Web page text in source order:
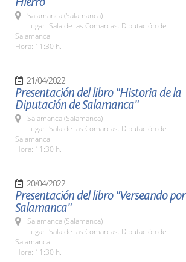
Salamanca (Salamanca)
Lugar: Sala de las Comarcas. Diputación de
Salamanca
Hora: 11:30 h.
21/04/2022
Presentación del libro "Historia de la
Diputación de Salamanca"
Salamanca (Salamanca)
Lugar: Sala de las Comarcas. Diputación de
Salamanca
Hora: 11:30 h.
20/04/2022
Presentación del libro "Verseando por
Salamanca"
Salamanca (Salamanca)
Lugar: Sala de las Comarcas. Diputación de
Salamanca
Hora: 11:30 h.